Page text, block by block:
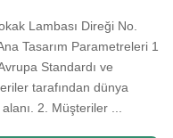
Lambası Direği No.
Tasarım Parametreleri 1
Standardı ve
tarafından dünya
2. Müşteriler ...